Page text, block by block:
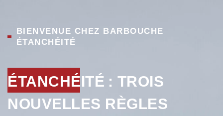
BIENVENUE CHEZ BARBOUCHE
ÉTANCHÉITÉ
ÉTANCHÉITÉ : TROIS
NOUVELLES RÈGLES